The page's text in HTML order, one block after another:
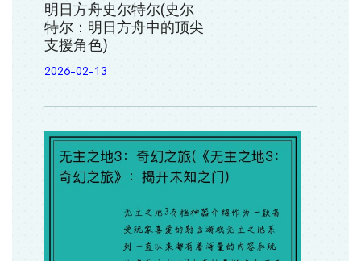
明日方舟史尔特尔(史尔
特尔：明日方舟中的顶尖
支援角色)
2026-02-13